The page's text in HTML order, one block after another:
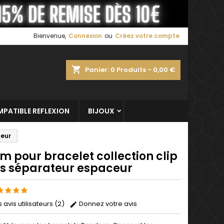
Bienvenue, Connexion ou Créez votre compte
shopping_cart Panier: 0 Produits - 0,00 €
REFLEXION BIJOUX
pour bracelet collection clip
séparateur espaceur
avis utilisateurs (2)
Donnez votre avis